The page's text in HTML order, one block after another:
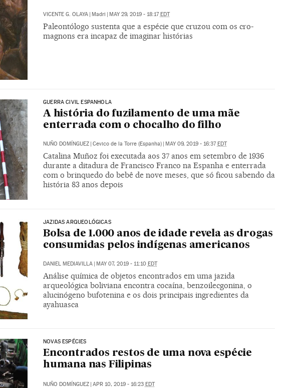
VICENTE G. OLAYA | Madri | MAY 29, 2019 - 18:17EDT
Paleontólogo sustenta que a espécie que cruzou com os cro-
magnons era incapaz de imaginar histórias
GUERRA CIVIL ESPANHOLA
A história do fuzilamento de uma mãe
enterrada com o chocalho do filho
NUÑO DOMÍNGUEZ Cevico de la Torre (Espanha) MAY 09, 2019 - 16:37 EDT
Catalina Muñoz foi executada aos 37 anos em setembro de 1936
durante a ditadura de Francisco Franco na Espanha e enterrada
com o brinquedo do bebê de nove meses, que só ficou sabendo da
história 83 anos depois
JAZIDAS ARQUEOLÓGICAS
Bolsa de 1.000 anos de idade revela as drogas
consumidas pelos indígenas americanos
DANIEL MEDIAVILLA | MAY 07, 2019 - 11:10 EDT
Análise química de objetos encontrados em uma jazida
arqueológica boliviana encontra cocaína, benzoilecgonina, o
alucinógeno bufotenina e os dois principais ingredientes da
ayahuasca
NOVAS ESPÉCIES
Encontrados restos de uma nova espécie
humana nas Filipinas
NUÑO DOMÍNGUEZ | APR 10, 2019 - 16:23 EDT